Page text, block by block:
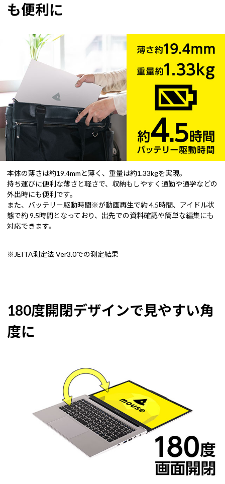
も便利に
本体の薄さは約19.4mmと薄く、重量は約1.33kgを実現。
持ち運びに便利な薄さと軽さで、収納もしやすく通勤や通学などの
外出時にも便利です。
また、バッテリー駆動時間※が動画再生で約 4.5時間、アイドル状
態で約 9.5時間となっており、出先での資料確認や簡単な編集にも
対応できます。
※JEITA測定法 Ver3.0での測定結果
180度開閉デザインで見やすい角
度に